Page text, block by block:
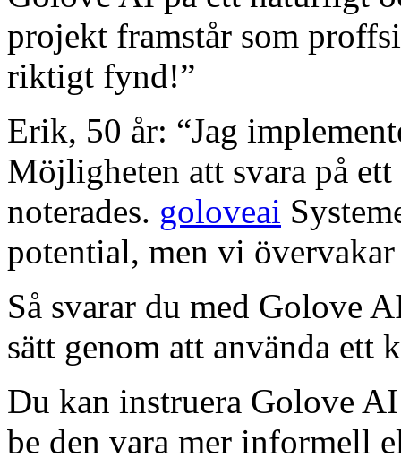
projekt framstår som
riktigt fynd!”
Erik, 50 år: “Jag
Möjligheten att svara på
noterades. goloveai
potential, men vi
Så svarar du med Golove
sätt genom att använda
Du kan instruera Golove
be den vara mer informell